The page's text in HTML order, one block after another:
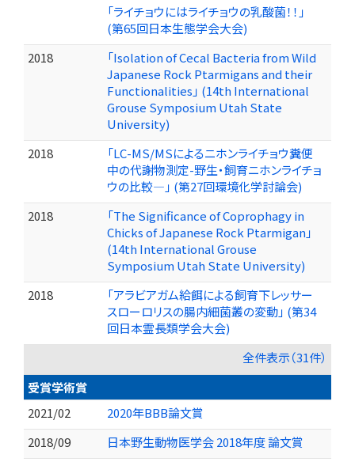
「ライチョウにはライチョウの乳酸菌！！」
(第65回日本生態学会大会)
2018
「Isolation of Cecal Bacteria from Wild
Japanese Rock Ptarmigans and their
Functionalities」 (14th International
Grouse Symposium Utah State
University)
2018
「LC-MS/MSによるニホンライチョウ糞便
中の代謝物測定-野生・飼育ニホンライチョ
ウの比較―」 (第27回環境化学討論会)
2018
「The Significance of Coprophagy in
Chicks of Japanese Rock Ptarmigan」
(14th International Grouse
Symposium Utah State University)
2018
「アラビアガム給餌による飼育下レッサー
スローロリスの腸内細菌叢の変動」 (第34
回日本霊長類学会大会)
全件表示（31件）
受賞学術賞
2021/02
2020年BBB論文賞
2018/09
日本野生動物医学会 2018年度 論文賞